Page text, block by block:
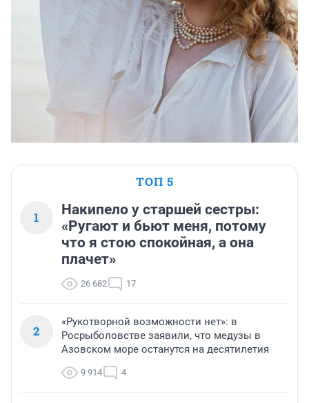
ТОП 5
1
Накипело у старшей сестры:
«Ругают и бьют меня, потому
что я стою спокойная, а она
плачет»
26 682 17
2
«Рукотворной возможности нет»: в
Росрыболовстве заявили, что медузы в
Азовском море останутся на десятилетия
9 914 4